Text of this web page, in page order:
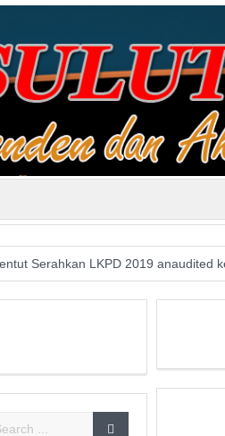
LKPD 2019 anaudited ke BPK